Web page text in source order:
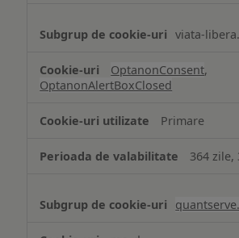
viata-
OptanonConsent,
OptanonAlertBoxClosed
Primare
364 zile,